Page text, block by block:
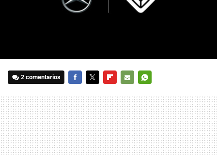
2 comentarios
MAIL